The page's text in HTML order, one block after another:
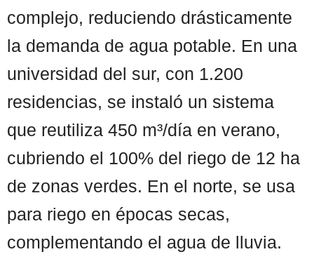
complejo, reduciendo drásticamente
la demanda de agua potable. En una
universidad del sur, con 1.200
residencias, se instaló un sistema
que reutiliza 450 m³/día en verano,
cubriendo el 100% del riego de 12 ha
de zonas verdes. En el norte, se usa
para riego en épocas secas,
complementando el agua de lluvia.